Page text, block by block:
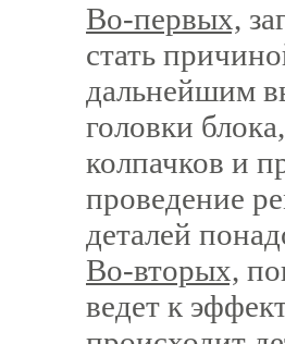
Во-первых,
стать
дальнейшим
головки
колпачков и
проведение
деталей
Во-вторых,
ведет к